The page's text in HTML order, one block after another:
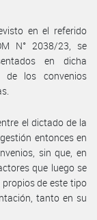
en el referido
N° 2038/23, se
en dicha
los convenios
el dictado de la
entonces en
sin que, en
que luego se
de este tipo
tanto en su